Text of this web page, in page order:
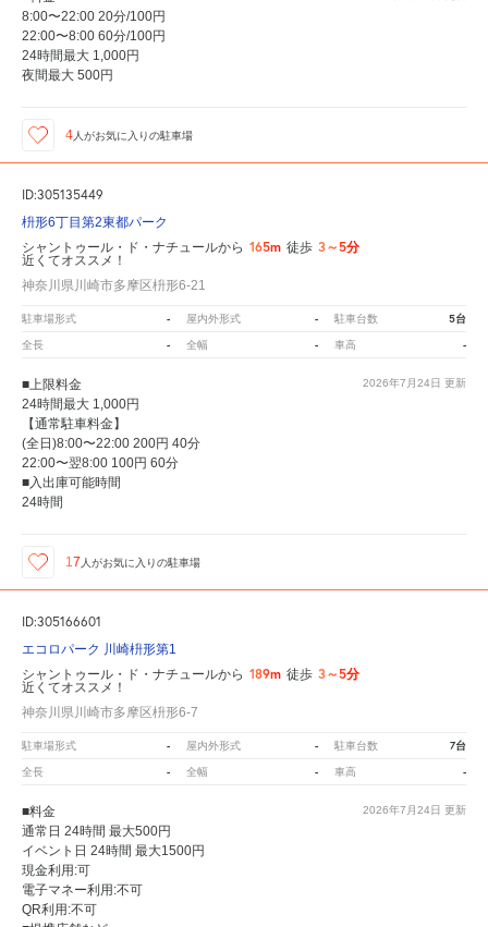
8:00〜22:00 20分/100円
22:00〜8:00 60分/100円
24時間最大 1,000円
夜間最大 500円
4 人がお気に入りの駐車場
ID:305135449
枡形6丁目第2東都パーク
シャントゥール・ド・ナチュールから 165m 徒歩 3～5分
近くてオススメ！
神奈川県川崎市多摩区枡形6-21
駐車場形式 - 屋内外形式 - 駐車台数 5台
全長 - 全幅 - 車高 -
2026年7月24日 更新
■上限料金
24時間最大 1,000円
【通常駐車料金】
(全日)8:00〜22:00 200円 40分
22:00〜翌8:00 100円 60分
■入出庫可能時間
24時間
17 人がお気に入りの駐車場
ID:305166601
エコロパーク 川崎枡形第1
シャントゥール・ド・ナチュールから 189m 徒歩 3～5分
近くてオススメ！
神奈川県川崎市多摩区枡形6-7
駐車場形式 - 屋内外形式 - 駐車台数 7台
全長 - 全幅 - 車高 -
2026年7月24日 更新
■料金
通常日 24時間 最大500円
イベント日 24時間 最大1500円
現金利用:可
電子マネー利用:不可
QR利用:不可